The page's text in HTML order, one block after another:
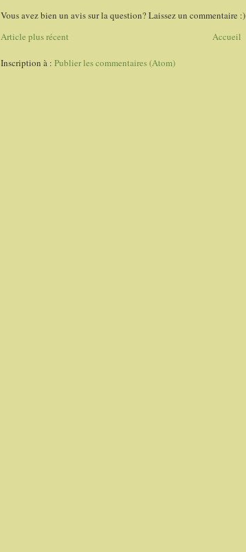
Vous avez bien un avis sur la question? Laissez un commentaire :)
Article plus récent
Accueil
Inscription à : Publier les commentaires (Atom)